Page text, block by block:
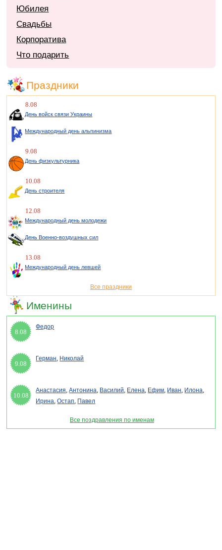
Юбилея
Свадьбы
Корпоратива
Что подарить
Праздники
8.08
День войск связи Украины
Международный день альпинизма
9.08
День физкультурника
10.08
День строителя
12.08
Международный день молодежи
День Военно-воздушных сил
13.08
Международный день левшей
Все праздники
Именины
8.08
Федор
9.08
Герман, Николай
10.08
Анастасия,Антонина, Василий, Елена, Ефим, Иван, Илона,
Ирина,Остап, Павел
Все поздравления по именам